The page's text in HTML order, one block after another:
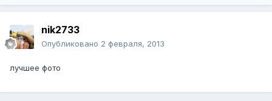
nik2733
Опубликовано 2 февраля, 2013
лучшее фото